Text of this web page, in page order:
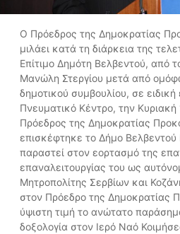
Ο Πρόεδρος της Δημοκρατίας
μιλάει κατά τη διάρκεια της
Επίτιμο Δημότη Βελβεντού, από
Μανώλη Στεργίου μετά από
δημοτικού συμβουλίου, σε
Πνευματικό Κέντρο, την
Πρόεδρος της Δημοκρατίας
επισκέφτηκε το Δήμο
παραστεί στον εορτασμό της
επαναλειτουργίας του ως
Μητροπολίτης Σερβίων και
στον Πρόεδρο της Δημοκρατίας
ύψιστη τιμή το ανώτατο
δοξολογία στον Ιερό Ναό